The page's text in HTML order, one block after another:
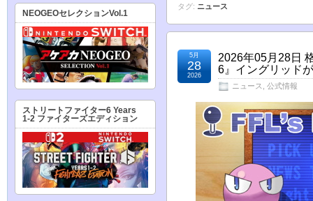
タグ: ニュース
2026年05月28日
6』イングリッド
ニュース 公式情報
5月
28
2026
NEOGEOセレクションVol.1
ストリートファイター6 Years
1-2 ファイターズエディション